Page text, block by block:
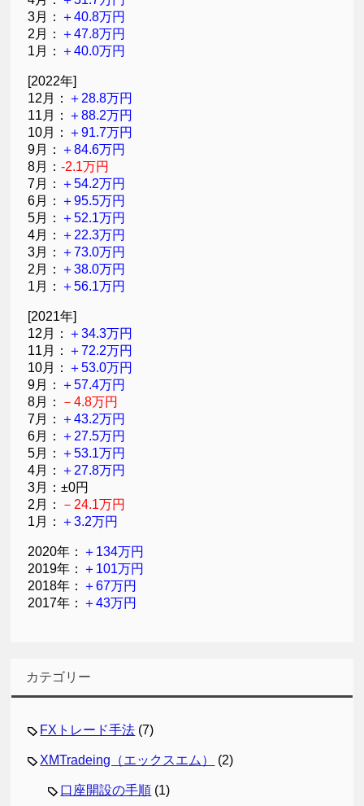
3月： ＋40.8万円
2月： ＋47.8万円
1月： ＋40.0万円
[2022年]
12月： ＋28.8万円
11月： ＋88.2万円
10月： ＋91.7万円
9月： ＋84.6万円
8月：-2.1万円
7月： ＋54.2万円
6月： ＋95.5万円
5月： ＋52.1万円
4月： ＋22.3万円
3月： ＋73.0万円
2月： ＋38.0万円
1月： ＋56.1万円
[2021年]
12月： ＋34.3万円
11月： ＋72.2万円
10月： ＋53.0万円
9月： ＋57.4万円
8月：
－4.8万円
7月： ＋43.2万円
6月： ＋27.5万円
5月： ＋53.1万円
4月： ＋27.8万円
3月：±0円
2月：
－24.1万円
1月： ＋3.2万円
2020年： ＋134万円
2019年： ＋101万円
2018年： ＋67万円
2017年： ＋43万円
カテゴリー
FXトレード手法 (7)
XMTradeing（エックスエム） (2)
口座開設の手順 (1)